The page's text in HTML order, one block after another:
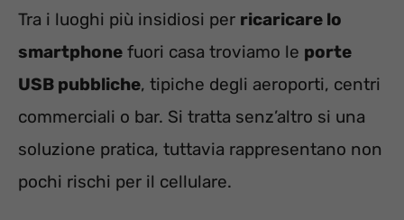
Tra i luoghi più insidiosi per ricaricare lo
smartphone fuori casa troviamo le porte
USB pubbliche, tipiche degli aeroporti, centri
commerciali o bar. Si tratta senz’altro si una
soluzione pratica, tuttavia rappresentano non
pochi rischi per il cellulare.